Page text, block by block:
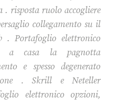
. risposta ruolo accogliere
collegamento su il
. Portafoglio elettronico
a casa la pagnotta
e spesso degenerato
. Skrill e Neteller
elettronico opzioni,